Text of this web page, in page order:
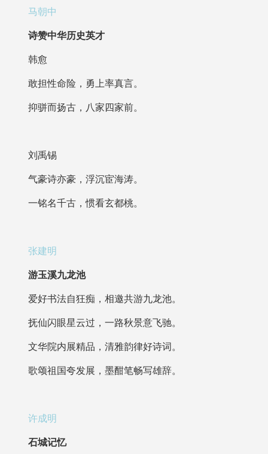
马朝中
诗赞中华历史英才
韩愈
敢担性命险，勇上率真言。
抑骈而扬古，八家四家前。
刘禹锡
气豪诗亦豪，浮沉宦海涛。
一铭名千古，惯看玄都桃。
张建明
游玉溪九龙池
爱好书法自狂痴，相邀共游九龙池。
抚仙闪眼星云过，一路秋景意飞驰。
文华院内展精品，清雅韵律好诗词。
歌颂祖国夸发展，墨酣笔畅写雄辞。
许成明
石城记忆